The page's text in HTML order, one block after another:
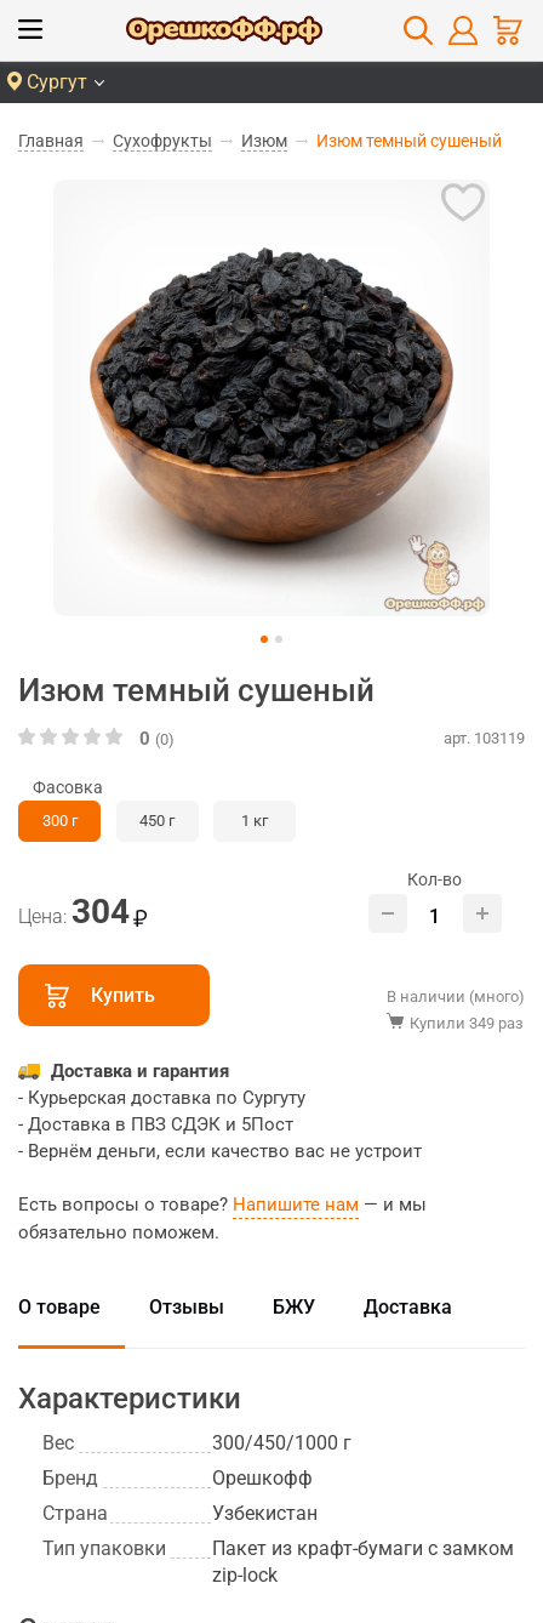
Сургут
Главная Сухофрукты Изюм Изюм темный сушеный
Изюм темный сушеный
0 (0) арт. 103119
Фасовка
300 г 450 г 1 кг
Цена: 304
Кол-во
Купить
В наличии (много)
Купили 349 раз
Доставка и гарантия
- Курьерская доставка по Сургуту
- Доставка в ПВЗ СДЭК и 5Пост
- Вернём деньги, если качество вас не устроит
Есть вопросы о товаре? Напишите нам — и мы
обязательно поможем.
О товаре Отзывы БЖУ Доставка
Характеристики
Вес
300/450/1000 г
Бренд
Орешкофф
Страна
Узбекистан
Тип упаковки
Пакет из крафт-бумаги с замком
zip-lock